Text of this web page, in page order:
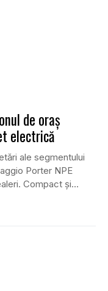
de oraș
electrică
ale segmentului
Porter NPE
Compact și